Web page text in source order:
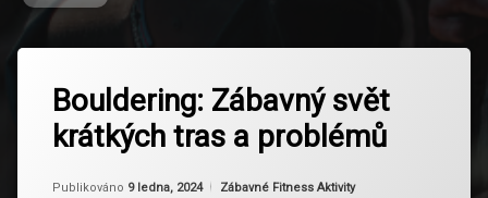
Bouldering: Zábavný svět
krátkých tras a problémů
Publikováno 9 ledna, 2024
Aktualizováno 9 ledna, 2024
Od Ruby
Kategorie:
Zábavné Fitness Aktivity
Adršpašsko
Teplické
Skály
Bouldering
komentář
na
Bouldering:
Zábavný
krátkých